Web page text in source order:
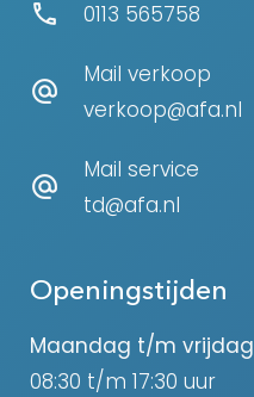
0113 565758
Mail verkoop
verkoop@afa.nl
Mail service
td@afa.nl
Openingstijden
Maandag t/m vrijdag
08:30 t/m 17:30 uur